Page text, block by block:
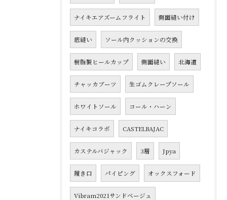
ナイキエアズームフライト 側面縫い付け
底縫い ソール内クッションの交換
樹脂製ヒールカップ 側面縫い 北海道
チャッカブーツ 生ゴムクレープソール
ホワイトソール コール・ハーン
ナイキコラボ CASTELBAJAC
カステルバジャック 3層 Jpya
履き口 パイピング オックスフォード
Vibram2021サンドベージュ